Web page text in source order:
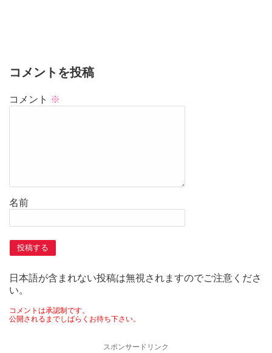
コメントを投稿
コメント ※
名前
日本語が含まれない投稿は無視されますのでご注意くださ
い。
コメントは承認制です。
公開されるまでしばらくお待ち下さい。
スポンサードリンク